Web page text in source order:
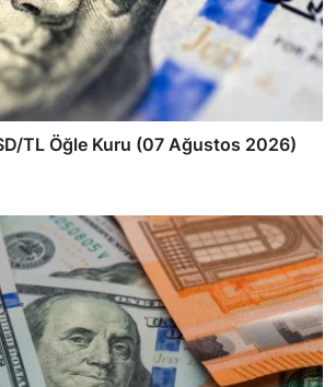
TL Öğle Kuru (07 Ağustos 2026)